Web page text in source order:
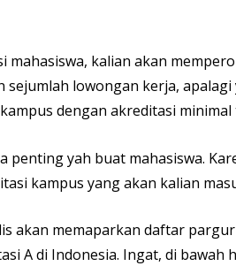
mahasiswa, kalian akan
sejumlah lowongan kerja,
dengan akreditasi
penting yah buat mahasiswa.
kampus yang akan kalian
akan memaparkan daftar
A di Indonesia. Ingat, di bawah